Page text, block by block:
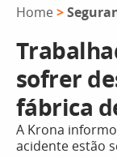
Home >
sofrer
fábrica
A Krona
acidente estão